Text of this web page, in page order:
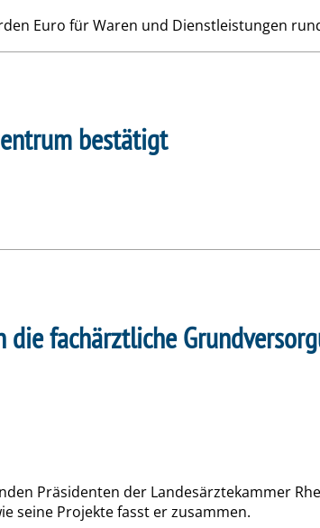
Euro für Waren und Dienstleistungen
bestätigt
fachärztliche
Präsidenten der Landesärztekammer
seine Projekte fasst er zusammen.